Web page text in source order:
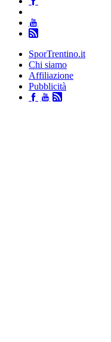
SporTrentino.it
Chi siamo
Affiliazione
Pubblicità